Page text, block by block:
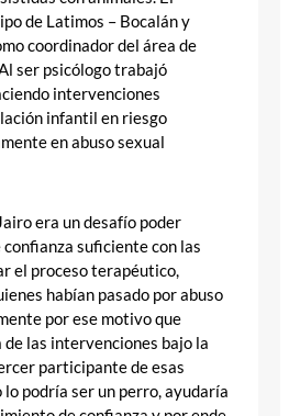
de Latimos – Bocalán y
coordinador del área de
ser psicólogo trabajó
intervenciones
infantil en riesgo
en abuso sexual
era un desafío poder
suficiente con las
el proceso terapéutico,
habían pasado por abuso
por ese motivo que
las intervenciones bajo la
participante de esas
podría ser un perro, ayudaría